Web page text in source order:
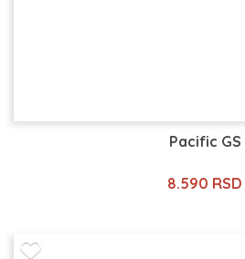
Pacific GS
8.590 RSD